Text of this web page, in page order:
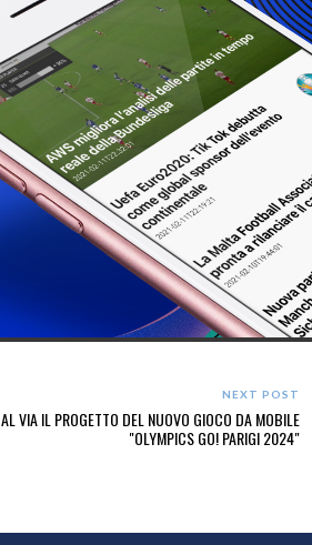
NEXT POST
AL VIA IL PROGETTO DEL NUOVO GIOCO DA MOBILE
"OLYMPICS GO! PARIGI 2024"